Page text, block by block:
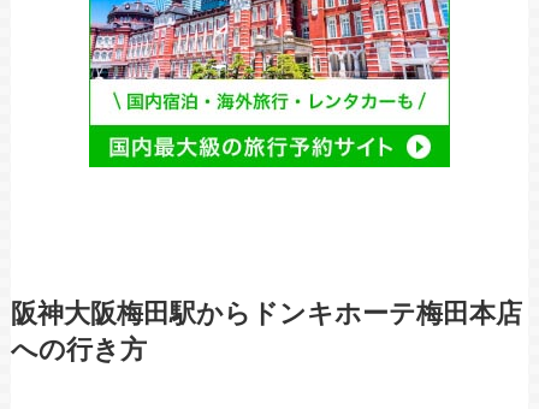
阪神大阪梅田駅からドンキホーテ梅田本店
への行き方